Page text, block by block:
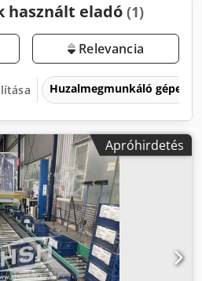
használt eladó (1)
Relevancia
Huzalmegmunkáló gépek
Apróhirdetés